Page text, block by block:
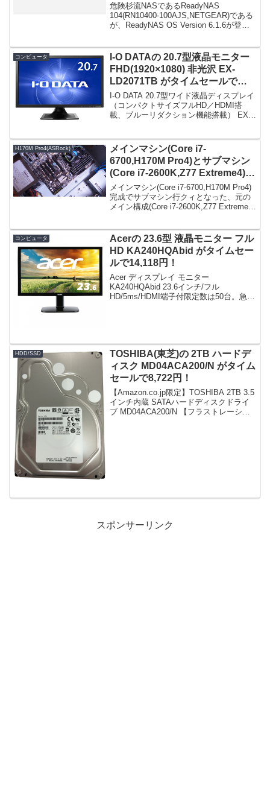
危険杉流NASであるReadyNAS
104(RN10400-100AJS,NETGEAR)である
が、ReadyNAS OS Version 6.1.6が登
コンピュータ
I-O DATAの 20.7型液晶モニター
FHD(1920×1080) 非光沢 EX-
LD2071TB がタイムセールで
11,980円！
I-O DATA 20.7型ワイド液晶ディスプレイ
（コンパクトサイズフルHD／HDMI搭
載、ブルーリダクション機能搭載） EX-
（コンパクトサイズ...
H170M Pro4(ASRock)
メインマシン(Core i7-
6700,H170M Pro4)とサブマシン
(Core i7-2600K,Z77 Extreme4)を
両方使って思うコト
メインマシン(Core i7-6700,H170M Pro4)
完成でサブマシン行クィとなった、元の
メイン構成(Core i7-2600K,Z77 Extreme4)
フ...
コンピュータ
Acerの 23.6型 液晶モニター フル
HD KA240HQAbid がタイムセー
ルで14,118円！
Acer ディスプレイ モニター
KA240HQAbid 23.6インチ/フル
HD/5ms/HDMI端子付限定数は50台。急グ
HDD/SSD
TOSHIBA(東芝)の 2TB ハードデ
ィスク MD04ACA200/N がタイム
セールで8,722円！
【Amazon.co.jp限定】TOSHIBA 2TB 3.5
インチ内蔵 SATAハードディスクドライ
ブ MD04ACA200/N 【フラストレーショ
スポンサーリンク